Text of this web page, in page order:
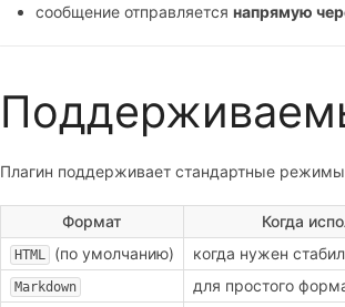
сообщение отправляется напрямую
Плагин поддерживает стандартные режимы
Формат Когда
HTML (по умолчанию) когда нужен
Markdown для простого